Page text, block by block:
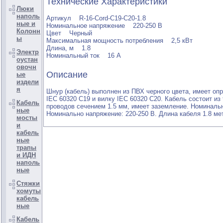
Люки
наполь
ные и
Колонн
ы
Электр
оустан
овочн
ые
издели
я
Кабель
ные
мосты
и
кабель
ные
трапы
и ИДН
наполь
ные
Стяжки
хомуты
кабель
ные
Кабель
Артикул R-16-Cord-C19-C20-1.8
Номинальное напряжение 220-250 В
Цвет Черный
Максимальная мощность потребления 2,5 кВт
Длина, м 1.8
Номинальный ток 16 A
Описание
Шнур (кабель) выполнен из ПВХ черного цвета, имеет
IEC 60320 C19 и вилку IEC 60320 C20. Кабель состоит
проводов сечением 1.5 мм, имеет заземление.
Номинально напряжение: 220-250 В. Длина кабеля 1.8